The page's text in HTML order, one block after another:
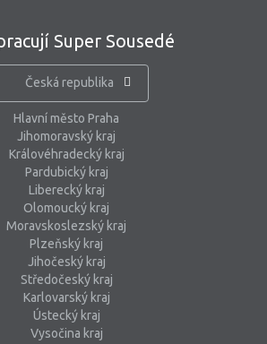
Super Sousedé
Česká republika
Hlavní město Praha
Jihomoravský kraj
Královéhradecký kraj
Pardubický kraj
Liberecký kraj
Olomoucký kraj
Moravskoslezský kraj
Plzeňský kraj
Jihočeský kraj
Středočeský kraj
Karlovarský kraj
Ústecký kraj
Vysočina kraj